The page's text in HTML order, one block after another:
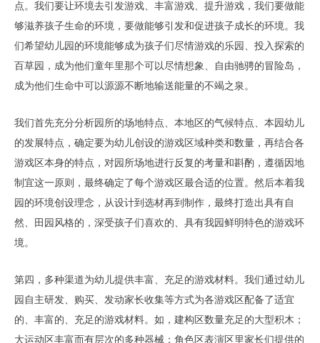
点。我们要让环境去引发游戏、丰富游戏、提升游戏，我们要做能
够滋养孩子生命的环境，要做能够引发和促进孩子成长的环境。我
们希望幼儿园的环境能够成为孩子们尽情游戏的乐园、投入探索的
百草园，成为他们童年里那个可以尽情想象、自由驰骋的冒险岛，
成为他们生命中可以源源不断地输送能量的不竭之泉。
我们首先充分分析园所的场地特点、本地区的气候特点、本园幼儿
的发展特点，确定要为幼儿创设的游戏区域种类和数量，再结合各
游戏区本身的特点，对园所场地进行反复的考量和斟酌，遵循因地
制宜这一原则，最终确定了每个游戏区最合适的位置。然后本着我
园的环境创设理念，从设计到选材再到制作，最终打造出具有自
然、田园风格的，深受孩子们喜欢的、具有我园鲜明特色的游戏环
境。
第四，多种渠道为幼儿提供丰富、充足的游戏材料。我们通过幼儿
园自主研发、购买、发动家长收集等方式为各游戏区配备了适宜
的、丰富的、充足的游戏材料。如，建构区数量充足的大型积木；
大运动区丰富而有层次的多种器械；角色区表演区里家长们提供的